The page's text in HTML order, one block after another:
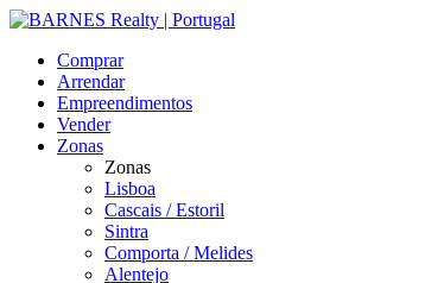
Comprar
Arrendar
Empreendimentos
Vender
Zonas
Zonas
Lisboa
Cascais / Estoril
Sintra
Comporta / Melides
Alentejo